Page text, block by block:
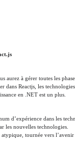
aurez à gérer toutes les
dans Reactjs, les
en .NET est un plus.
d’expérience dans les
les nouvelles technologies.
tournée vers